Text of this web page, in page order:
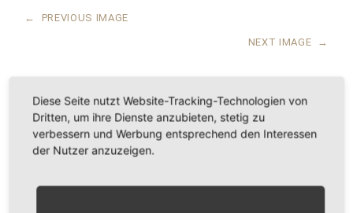
← PREVIOUS IMAGE
NEXT IMAGE →
LEAVE A COMMENT
Diese Seite nutzt Website-Tracking-Technologien von
Dritten, um ihre Dienste anzubieten, stetig zu
verbessern und Werbung entsprechend den Interessen
der Nutzer anzuzeigen.